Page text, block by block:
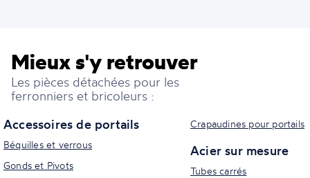
Mieux s'y retrouver
Les pièces détachées pour les
ferronniers et bricoleurs :
Accessoires de portails
Béquilles et verrous
Gonds et Pivots
Crapaudines pour portails
Acier sur mesure
Tubes carrés